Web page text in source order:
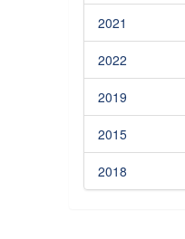
2021
2022
2019
2015
2018